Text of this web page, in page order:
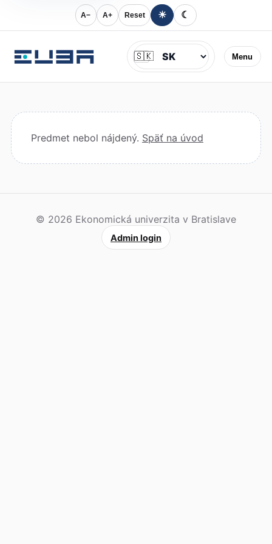
A− A+ Reset ☀ ☾
Menu
Jazyk
🇸🇰
Predmet nebol nájdený. Späť na úvod
© 2026 Ekonomická univerzita v Bratislave
Admin login